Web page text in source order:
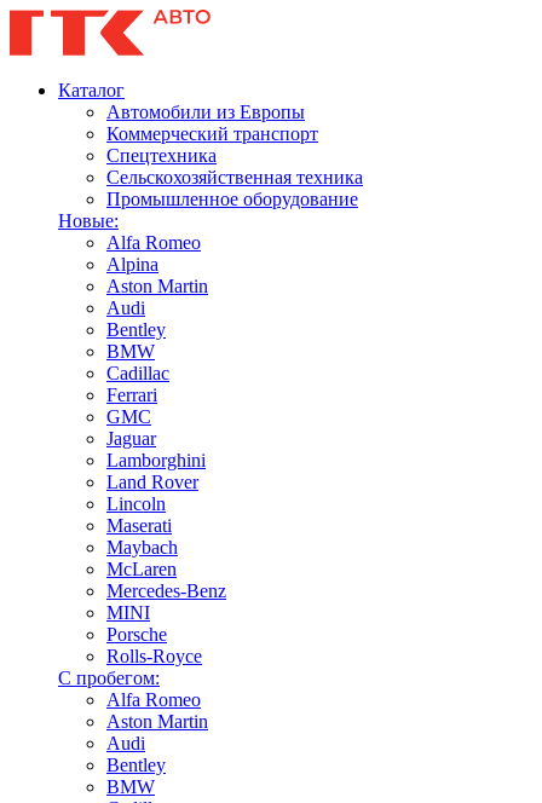
Каталог
Автомобили из Европы
Коммерческий транспорт
Спецтехника
Сельскохозяйственная техника
Промышленное оборудование
Новые:
Alfa Romeo
Alpina
Aston Martin
Audi
Bentley
BMW
Cadillac
Ferrari
GMC
Jaguar
Lamborghini
Land Rover
Lincoln
Maserati
Maybach
McLaren
Mercedes-Benz
MINI
Porsche
Rolls-Royce
С пробегом:
Alfa Romeo
Aston Martin
Audi
Bentley
BMW